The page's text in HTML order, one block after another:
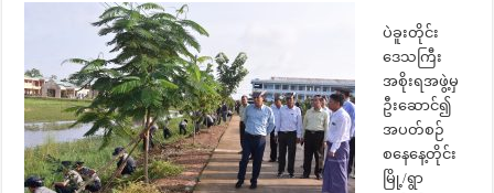
ပဲခူးတိုင်း
ဒေသကြီး
အစိုးရအဖွဲ့မှ
ဦးဆောင်၍
အပတ်စဉ်
စနေနေ့တိုင်း
မြို့/ရွာ